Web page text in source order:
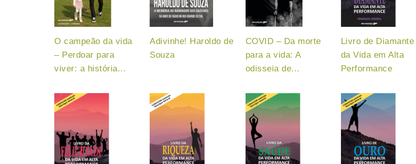
O campeão da vida
– Perdoar para
viver: a história...
Adivinhe! Haroldo de
Souza
COVID – Da morte
para a vida: A
odisseia de...
Livro de Diamante
da Vida em Alta
Performance